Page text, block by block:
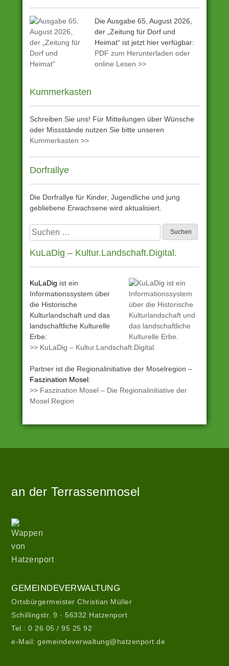
Die Ausgabe 65, August 2026,
der „Zeitung für Dorf und
Heimat“ ist jetzt hier verfügbar:
PDF zum Herunterladen oder
online Lesen >>
Kummerkasten
Schreiben Sie uns! Für Mitteilungen über Wünsche
oder Missstände nutzen Sie bitte unseren
Kummerkasten >>
Dorfrallye
Die Dorfrallye für Kinder, Jugendliche und jung
gebliebene Erwachsene wird aktualisiert.
Suchen
nach:
KuLaDig – Kultur.Landschaft.Digital.
KuLaDig ist ein
Informationssystem über
die Historische
Kulturlandschaft und das
landschaftliche Kulturelle
Erbe:
>> KuLaDig – Kultur.Landschaft.Digital.
Partner ist die Regionalinitiative der Moselregion –
Faszination Mosel:
>> Faszination Mosel – Die Regionalinitiative der
Mosel Region
|
von
Stefan
Barth
an der Terrassenmosel
Wappen
von
Gemeindeverwaltung
GEMEINDEVERWALTUNG
Ortsbürgermeister Christian Müller
Schillingstr. 9 · 56332 Hatzenport
Tel.:0 26 05 / 95 25 92
e-Mail:gemeindeverwaltung@hatzenport.de